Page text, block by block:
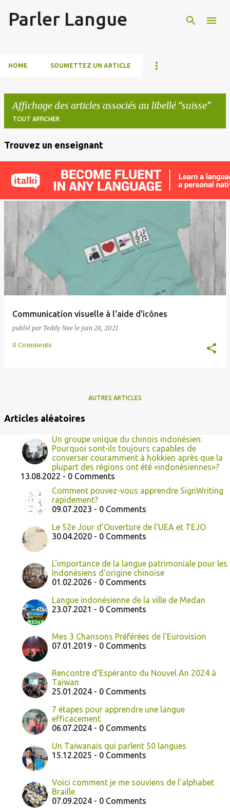
Parler Langue
HOME SOUMETTEZ UN ARTICLE
Affichage des articles associés au libellé suisse
TOUT AFFICHER
i
e
s
Trouvez un enseignant
Communication visuelle à l'aide d'icônes
publié par Teddy Nee le juin 28, 2021
0 Comments
AUTRES ARTICLES
Articles aléatoires
Un groupe unique du chinois indonésien:
Pourquoi sont-ils toujours capables de
converser couramment à hokkien après que la
plupart des régions ont été «indonésiennes»?
13.08.2022 - 0 Comments
Comment pouvez-vous apprendre SignWriting
rapidement?
09.07.2023 - 0 Comments
Le 52e Jour d'Ouverture de l'UEA et TEJO
30.04.2020 - 0 Comments
L'importance de la langue patrimoniale pour les
Indonésiens d'origine chinoise
01.02.2026 - 0 Comments
Langue indonésienne de la ville de Medan
23.07.2021 - 0 Comments
Mes 3 Chansons Préférées de l'Eurovision
07.01.2019 - 0 Comments
Rencontre d'Espéranto du Nouvel An 2024 à
Taiwan
25.01.2024 - 0 Comments
7 étapes pour apprendre une langue
efficacement
06.07.2024 - 0 Comments
Un Taïwanais qui parlent 50 langues
15.12.2025 - 0 Comments
Voici comment je me souviens de l'alphabet
Braille
07.09.2024 - 0 Comments